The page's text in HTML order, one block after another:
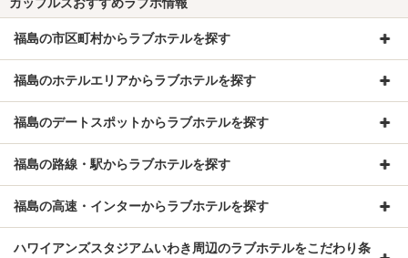
福島の市区町村からラブホテルを探す
福島のホテルエリアからラブホテルを探す
福島のデートスポットからラブホテルを探す
福島の路線・駅からラブホテルを探す
福島の高速・インターからラブホテルを探す
ハワイアンズスタジアムいわき周辺のラブホテルをこだわり条